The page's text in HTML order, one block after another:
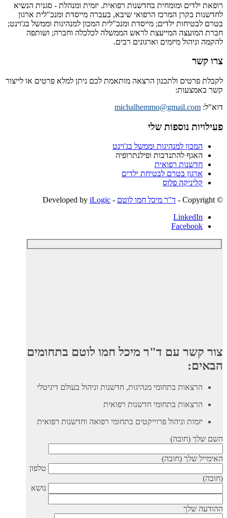
רופאת ילדים ומומחית בחדשנות רפואית. יזמית ומנהלת - סגנית הנשיא
לחדשנות בקרן המרכז הרפואי שיבא, בעברה מייסדת ומנכ"לית ארגון
בטרם לבטיחות ילדים; מייסדת ומנכ"לית המכון למנהיגות וממשל בג'וינט;
חברת המועצה המייעצת לראש הממשלה לכלכלה וחברה; ושותפה
להקמה וניהול מיזמים וארגונים רבים.
צרו קשר
לקבלת פרטים ולתכנון הרצאה מותאמת לכם ניתן למלא פרטים או לייצור
קשר באמצעות:
דוא"ל: michalhemmo@gmail.com
פעילויות נוספות שלי
המכון למנהיגות וממשל בג'וינט
האגף להתנדבות ופילנתרופיה
חדשנות רפואית
ארגון בטרם לבטיחת ילדים
קליניקה פלוס
© ‫Copyright -
ד"ר מיכל חמו לוטם - Developed by
iLogic
LinkedIn
Facebook
צור קשר עם ד"ר מיכל חמו לוטם בתחומים
הבאים:
הרצאות בתחומי מנהיגות, חדשנות וניהול בעולם דיגיטלי
הרצאות בתחומי חדשנות רפואית
יזמות וניהול פרוייקטים בתחומי רפואה וחדשנות רפואית
השם שלך (חובה)
האימייל שלך (חובה)
טלפון
(חובה)
נושא
ההודעה שלך